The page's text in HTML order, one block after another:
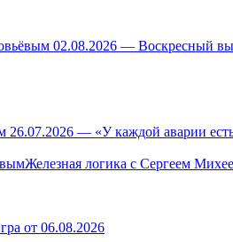
02.08.2026 — Воскресный
— «У каждой аварии
Железная логика с Сергеем
от 06.08.2026